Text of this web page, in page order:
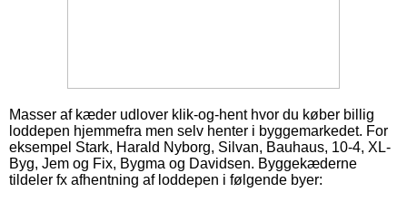
Masser af kæder udlover klik-og-hent hvor du køber billig
loddepen hjemmefra men selv henter i byggemarkedet. For
eksempel Stark, Harald Nyborg, Silvan, Bauhaus, 10-4, XL-
Byg, Jem og Fix, Bygma og Davidsen. Byggekæderne
tildeler fx afhentning af loddepen i følgende byer: